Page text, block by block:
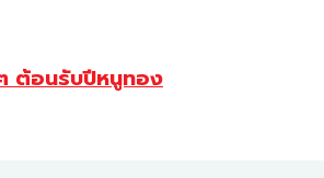
ต้อนรับปีหนูทอง